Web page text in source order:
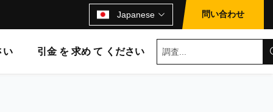
Japanese 問い合わせ
い 引金 を 求め て ください